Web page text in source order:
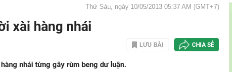
Thứ Sáu, ngày 10/05/2013 05:37 AM (GMT+7)
xài hàng nhái
LƯU BÀI CHIA SẺ
nhái từng gây rùm beng dư luận.